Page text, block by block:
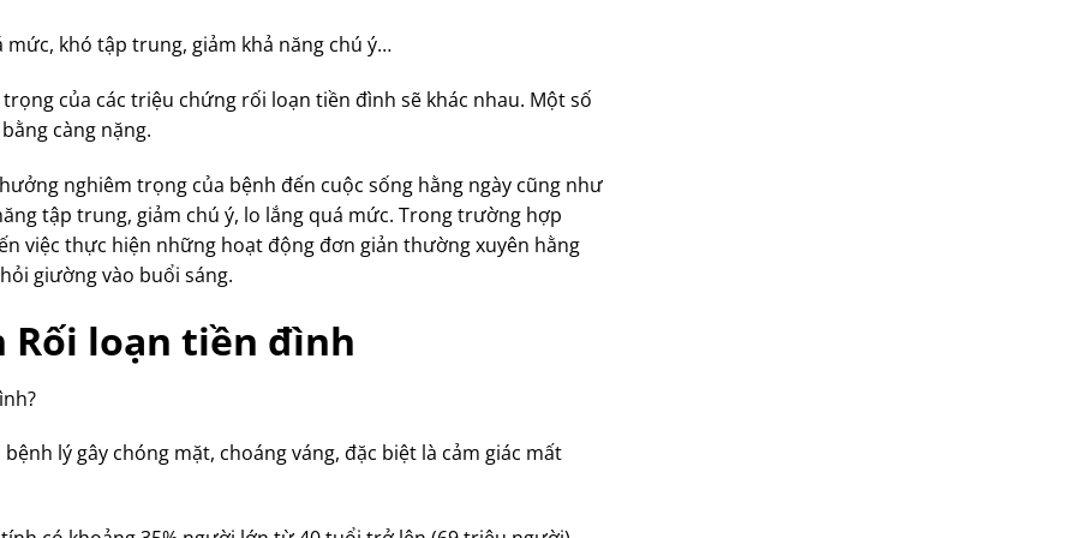
khó tập trung, giảm khả năng chú ý…
của các triệu chứng rối loạn tiền đình sẽ khác nhau. Một số
càng nặng.
nghiêm trọng của bệnh đến cuộc sống hằng ngày cũng như
tập trung, giảm chú ý, lo lắng quá mức. Trong trường hợp
việc thực hiện những hoạt động đơn giản thường xuyên hằng
giường vào buổi sáng.
loạn tiền đình
lý gây chóng mặt, choáng váng, đặc biệt là cảm giác mất